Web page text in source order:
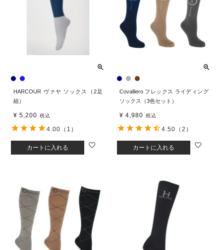
HARCOUR ヴァヤ ソックス（2足
組）
¥ 5,200 税込
カートに入れる
4.00 （1）
Covalliero フレックス ライディング
ソックス（3色セット）
¥ 4,980 税込
カートに入れる
4.50 （2）